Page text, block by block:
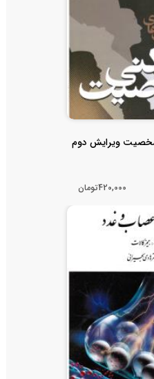
شخصیت ویرایش دوم
420,000تومان